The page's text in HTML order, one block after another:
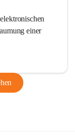
einer